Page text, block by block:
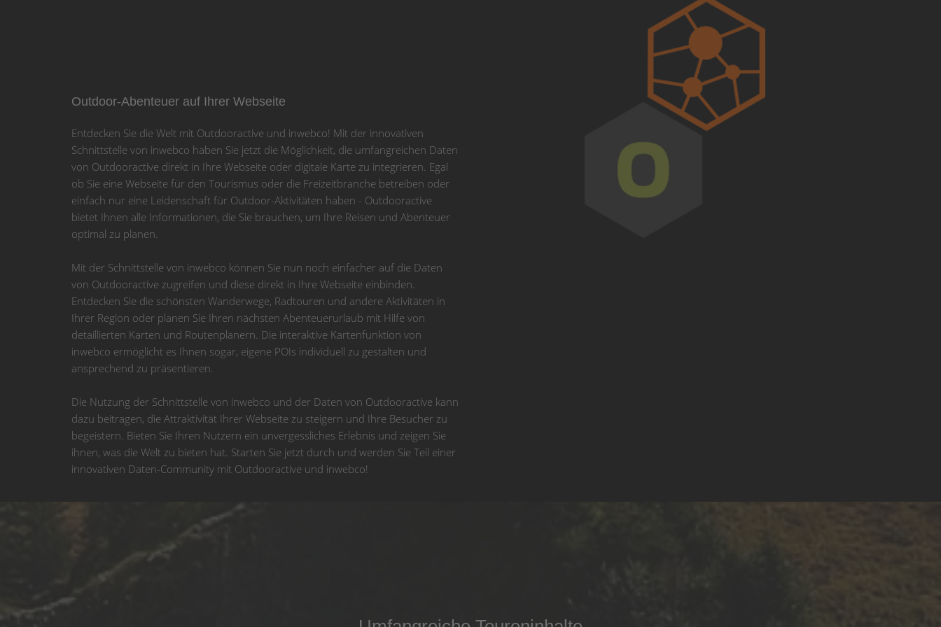
Outdoor-Abenteuer auf Ihrer Webseite
Entdecken Sie die Welt mit Outdooractive und inwebco! Mit der innovativen
Schnittstelle von inwebco haben Sie jetzt die Möglichkeit, die umfangreichen Daten
von Outdooractive direkt in Ihre Webseite oder digitale Karte zu integrieren. Egal
ob Sie eine Webseite für den Tourismus oder die Freizeitbranche betreiben oder
einfach nur eine Leidenschaft für Outdoor-Aktivitäten haben - Outdooractive
bietet Ihnen alle Informationen, die Sie brauchen, um Ihre Reisen und Abenteuer
optimal zu planen.
Mit der Schnittstelle von inwebco können Sie nun noch einfacher auf die Daten
von Outdooractive zugreifen und diese direkt in Ihre Webseite einbinden.
Entdecken Sie die schönsten Wanderwege, Radtouren und andere Aktivitäten in
Ihrer Region oder planen Sie Ihren nächsten Abenteuerurlaub mit Hilfe von
detaillierten Karten und Routenplanern. Die interaktive Kartenfunktion von
inwebco ermöglicht es Ihnen sogar, eigene POIs individuell zu gestalten und
ansprechend zu präsentieren.
Die Nutzung der Schnittstelle von inwebco und der Daten von Outdooractive kann
dazu beitragen, die Attraktivität Ihrer Webseite zu steigern und Ihre Besucher zu
begeistern. Bieten Sie Ihren Nutzern ein unvergessliches Erlebnis und zeigen Sie
ihnen, was die Welt zu bieten hat. Starten Sie jetzt durch und werden Sie Teil einer
innovativen Daten-Community mit Outdooractive und inwebco!